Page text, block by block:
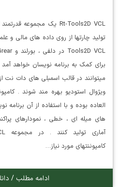
برای کمک به برنامه نویسان خواهد
میتوانند در قالب اسمبلی های دات نت
ویژوال استودیو بهره مند شوند .
العاده بوده و با استفاده از آن برنامه
های میله ای ، خطی ، نمودارهای
کامپوننتهای مورد نیاز…
ادامه مطلب /